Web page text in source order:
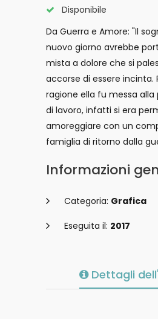
Disponibile
Da Guerra e Amore: "Il
nuovo giorno avrebbe
mista a dolore che si
accorse di essere incinta.
ragione ella fu messa
di lavoro, infatti si era
amoreggiare con un
famiglia di ritorno dalla
Informazioni
Categoria: Grafica
Eseguita il: 2017
Dettagli